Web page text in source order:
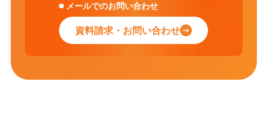
メールでのお問い合わせ
資料請求・お問い合わせ